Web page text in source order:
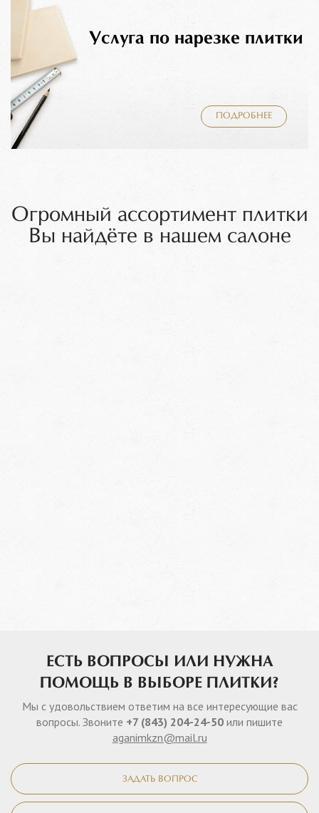
Услуга по нарезке плитки
ПОДРОБНЕЕ
Огромный ассортимент плитки
Вы найдёте в нашем салоне
ЕСТЬ ВОПРОСЫ ИЛИ НУЖНА
ПОМОЩЬ В ВЫБОРЕ ПЛИТКИ?
Мы с удовольствием ответим на все интересующие вас
вопросы. Звоните +7 (843) 204-24-50 или пишите
aganimkzn@mail.ru
ЗАДАТЬ ВОПРОС